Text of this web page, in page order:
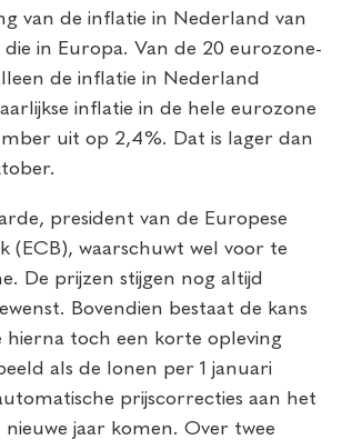
van de inflatie in Nederland van
in Europa. Van de 20 eurozone-
de inflatie in Nederland
inflatie in de hele eurozone
uit op 2,4%. Dat is lager dan
president van de Europese
(ECB), waarschuwt wel voor te
De prijzen stijgen nog altijd
Bovendien bestaat de kans
hierna toch een korte opleving
als de lonen per 1 januari
prijscorrecties aan het
nieuwe jaar komen. Over twee